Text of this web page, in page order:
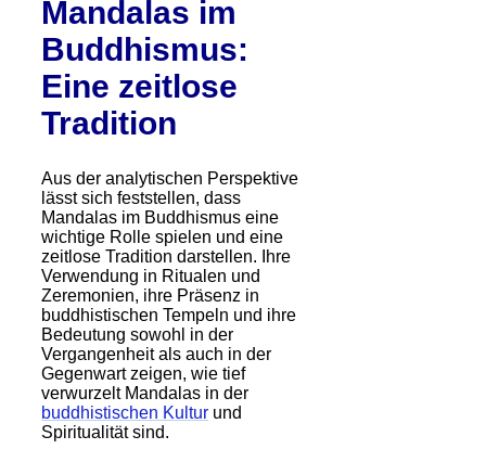
Mandalas im
Buddhismus:
Eine zeitlose
Tradition
Aus der analytischen Perspektive
lässt sich feststellen, dass
Mandalas im Buddhismus eine
wichtige Rolle spielen und eine
zeitlose Tradition darstellen. Ihre
Verwendung in Ritualen und
Zeremonien, ihre Präsenz in
buddhistischen Tempeln und ihre
Bedeutung sowohl in der
Vergangenheit als auch in der
Gegenwart zeigen, wie tief
verwurzelt Mandalas in der
buddhistischen Kultur und
Spiritualität sind.